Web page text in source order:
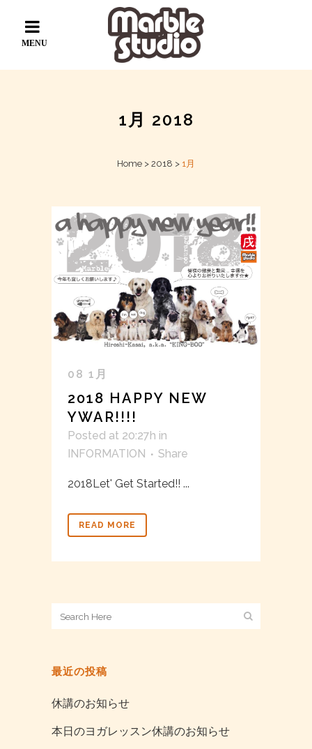
1月 2018
Home > 2018 > 1月
08 1月
2018 HAPPY NEW
YWAR!!!!
Posted at 20:27h in
INFORMATION
Share
2018Let' Get Started!! ...
READ MORE
最近の投稿
休講のお知らせ
本日のヨガレッスン休講のお知らせ